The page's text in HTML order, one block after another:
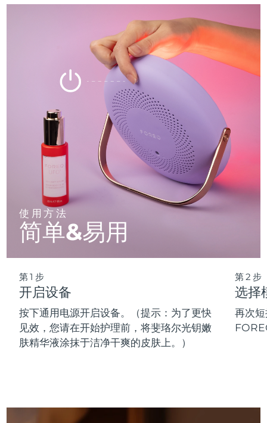
使用方法
简单&易用
第1步
开启设备
按下通用电源开启设备。（提示：为了更快
见效，您请在开始护理前，将斐珞尔光钥嫩
肤精华液涂抹于洁净干爽的皮肤上。）
第2步
选择
再次